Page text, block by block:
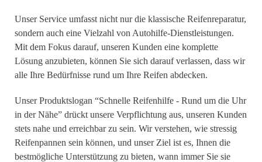
Unser Service umfasst nicht nur die klassische Reifenreparatur,
sondern auch eine Vielzahl von Autohilfe-Dienstleistungen.
Mit dem Fokus darauf, unseren Kunden eine komplette
Lösung anzubieten, können Sie sich darauf verlassen, dass wir
alle Ihre Bedürfnisse rund um Ihre Reifen abdecken.
Unser Produktslogan “Schnelle Reifenhilfe - Rund um die Uhr
in der Nähe” drückt unsere Verpflichtung aus, unseren Kunden
stets nahe und erreichbar zu sein. Wir verstehen, wie stressig
Reifenpannen sein können, und unser Ziel ist es, Ihnen die
bestmögliche Unterstützung zu bieten, wann immer Sie sie